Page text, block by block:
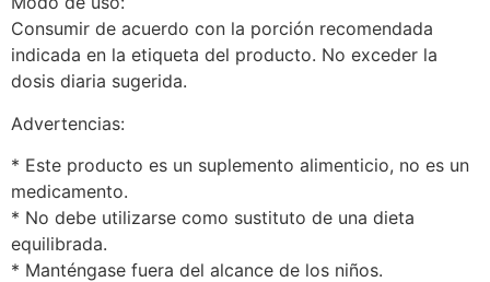
Consumir de acuerdo con la porción recomendada
indicada en la etiqueta del producto. No exceder la
dosis diaria sugerida.
Advertencias:
* Este producto es un suplemento alimenticio, no es un
medicamento.
* No debe utilizarse como sustituto de una dieta
equilibrada.
* Manténgase fuera del alcance de los niños.